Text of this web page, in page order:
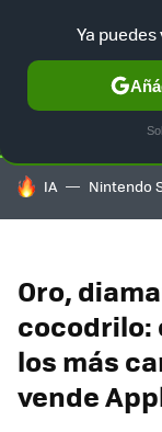
SELECCIÓN
HOY SE HABLA DE
IA Nintendo
Oro,
cocodrilo:
los más
vende
Ya